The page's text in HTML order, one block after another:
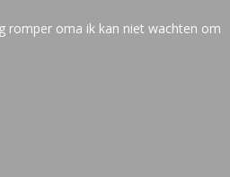
romper oma ik kan niet wachten om